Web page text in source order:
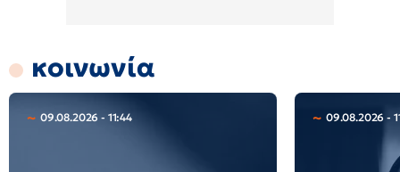
κοινωνία
09.08.2026 - 11:44 09.08.2026 -